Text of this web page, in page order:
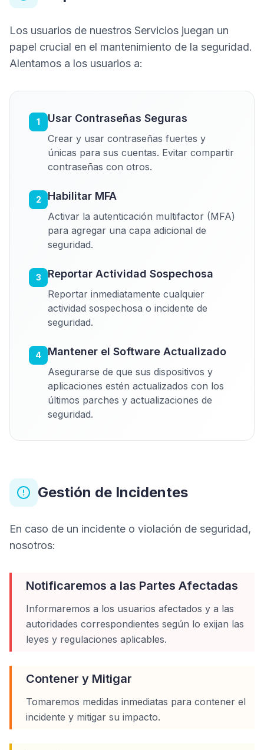
Los usuarios de nuestros Servicios juegan un
papel crucial en el mantenimiento de la seguridad.
Alentamos a los usuarios a:
1 Usar Contraseñas Seguras
Crear y usar contraseñas fuertes y
únicas para sus cuentas. Evitar compartir
contraseñas con otros.
2 Habilitar MFA
Activar la autenticación multifactor (MFA)
para agregar una capa adicional de
seguridad.
3 Reportar Actividad Sospechosa
Reportar inmediatamente cualquier
actividad sospechosa o incidente de
seguridad.
4 Mantener el Software Actualizado
Asegurarse de que sus dispositivos y
aplicaciones estén actualizados con los
últimos parches y actualizaciones de
seguridad.
Gestión de Incidentes
En caso de un incidente o violación de seguridad,
nosotros:
Notificaremos a las Partes Afectadas
Informaremos a los usuarios afectados y a las
autoridades correspondientes según lo exijan las
leyes y regulaciones aplicables.
Contener y Mitigar
Tomaremos medidas inmediatas para contener el
incidente y mitigar su impacto.